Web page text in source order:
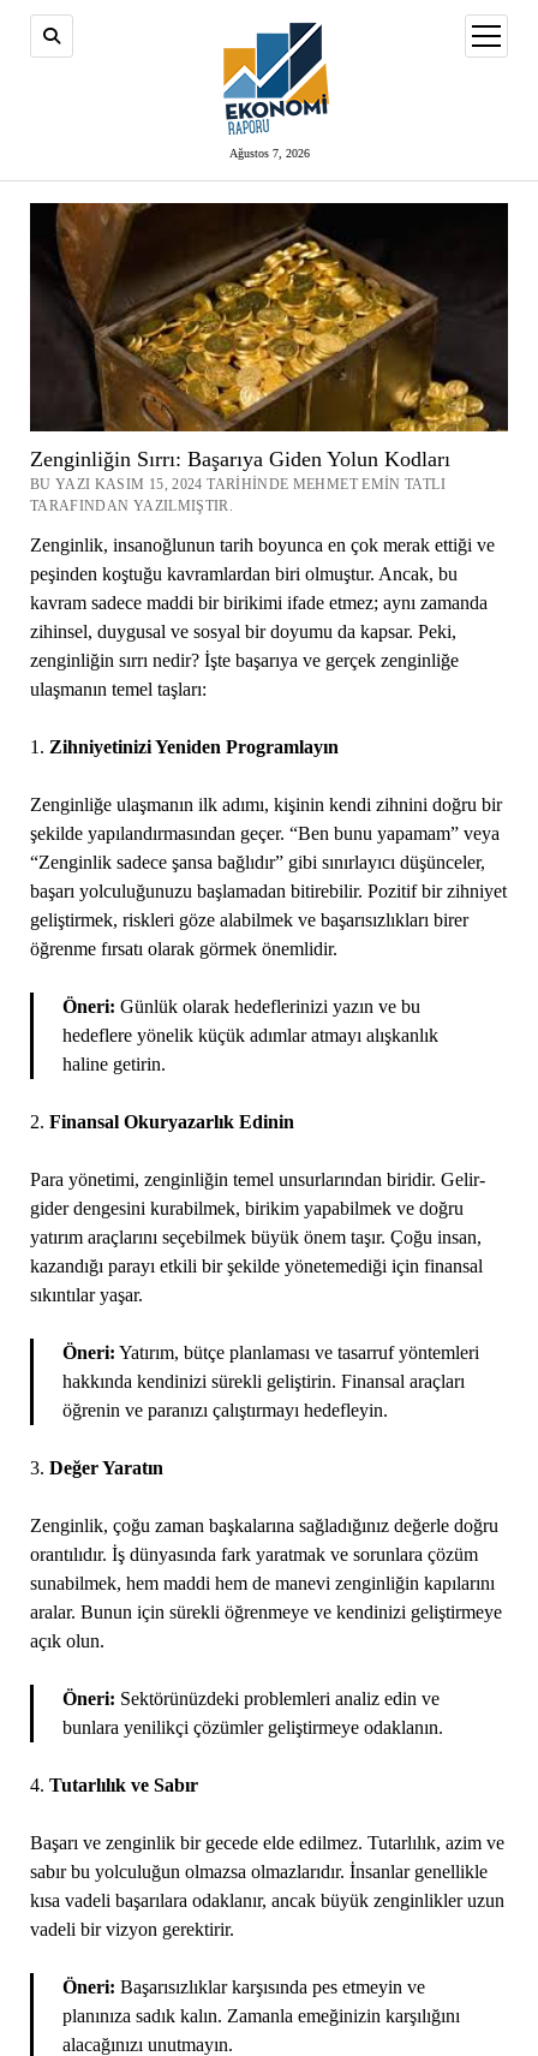
Ağustos 7, 2026
aç
Zenginliğin Sırrı: Başarıya Giden Yolun Kodları
BU YAZI KASIM 15, 2024 TARIHINDE MEHMET EMIN TATLI
TARAFINDAN YAZILMIŞTIR.
Zenginlik, insanoğlunun tarih boyunca en çok merak ettiği ve
peşinden koştuğu kavramlardan biri olmuştur. Ancak, bu
kavram sadece maddi bir birikimi ifade etmez; aynı zamanda
zihinsel, duygusal ve sosyal bir doyumu da kapsar. Peki,
zenginliğin sırrı nedir? İşte başarıya ve gerçek zenginliğe
ulaşmanın temel taşları:
1. Zihniyetinizi Yeniden Programlayın
Zenginliğe ulaşmanın ilk adımı, kişinin kendi zihnini doğru bir
şekilde yapılandırmasından geçer. “Ben bunu yapamam” veya
“Zenginlik sadece şansa bağlıdır” gibi sınırlayıcı düşünceler,
başarı yolculuğunuzu başlamadan bitirebilir. Pozitif bir zihniyet
geliştirmek, riskleri göze alabilmek ve başarısızlıkları birer
öğrenme fırsatı olarak görmek önemlidir.
Öneri: Günlük olarak hedeflerinizi yazın ve bu
hedeflere yönelik küçük adımlar atmayı alışkanlık
haline getirin.
2. Finansal Okuryazarlık Edinin
Para yönetimi, zenginliğin temel unsurlarından biridir. Gelir-
gider dengesini kurabilmek, birikim yapabilmek ve doğru
yatırım araçlarını seçebilmek büyük önem taşır. Çoğu insan,
kazandığı parayı etkili bir şekilde yönetemediği için finansal
sıkıntılar yaşar.
Öneri: Yatırım, bütçe planlaması ve tasarruf yöntemleri
hakkında kendinizi sürekli geliştirin. Finansal araçları
öğrenin ve paranızı çalıştırmayı hedefleyin.
3. Değer Yaratın
Zenginlik, çoğu zaman başkalarına sağladığınız değerle doğru
orantılıdır. İş dünyasında fark yaratmak ve sorunlara çözüm
sunabilmek, hem maddi hem de manevi zenginliğin kapılarını
aralar. Bunun için sürekli öğrenmeye ve kendinizi geliştirmeye
açık olun.
Öneri: Sektörünüzdeki problemleri analiz edin ve
bunlara yenilikçi çözümler geliştirmeye odaklanın.
4. Tutarlılık ve Sabır
Başarı ve zenginlik bir gecede elde edilmez. Tutarlılık, azim ve
sabır bu yolculuğun olmazsa olmazlarıdır. İnsanlar genellikle
kısa vadeli başarılara odaklanır, ancak büyük zenginlikler uzun
vadeli bir vizyon gerektirir.
Öneri: Başarısızlıklar karşısında pes etmeyin ve
planınıza sadık kalın. Zamanla emeğinizin karşılığını
alacağınızı unutmayın.